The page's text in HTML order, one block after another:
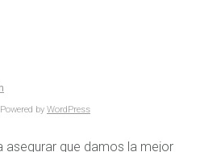
by WordPress
asegurar que damos la mejor